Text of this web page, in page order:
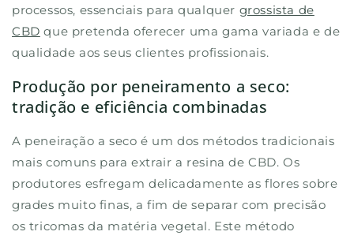
processos, essenciais para qualquer grossista de
CBD que pretenda oferecer uma gama variada e de
qualidade aos seus clientes profissionais.
Produção por peneiramento a seco:
tradição e eficiência combinadas
A peneiração a seco é um dos métodos tradicionais
mais comuns para extrair a resina de CBD. Os
produtores esfregam delicadamente as flores sobre
grades muito finas, a fim de separar com precisão
os tricomas da matéria vegetal. Este método